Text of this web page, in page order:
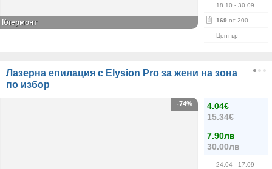
18.10 - 30.09
169 от 200
Център
Клермонт
Лазерна епилация с Elysion Pro за жени на зона
по избор
4.04€
15.34€
7.90лв
30.00лв
24.04 - 17.09
-74%